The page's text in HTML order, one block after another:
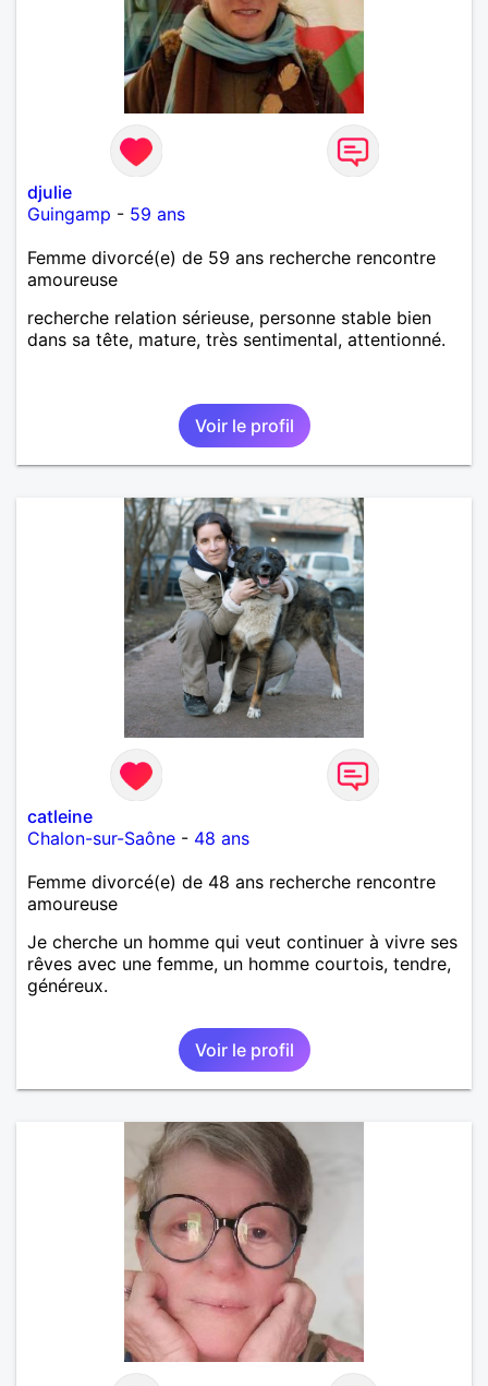
djulie
Guingamp - 59 ans
Femme divorcé(e) de 59 ans recherche rencontre
amoureuse
recherche relation sérieuse, personne stable bien
dans sa tête, mature, très sentimental, attentionné.
Voir le profil
catleine
Chalon-sur-Saône - 48 ans
Femme divorcé(e) de 48 ans recherche rencontre
amoureuse
Je cherche un homme qui veut continuer à vivre ses
rêves avec une femme, un homme courtois, tendre,
généreux.
Voir le profil